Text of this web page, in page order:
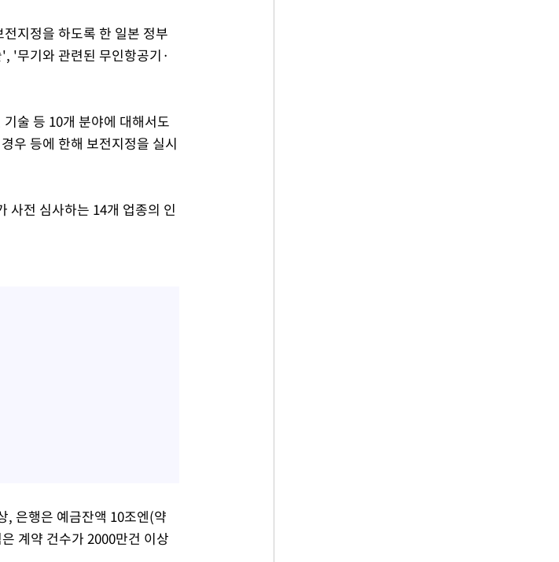
지정을 하도록 한 일본 정부
'무기와 관련된 무인항공기·
술 등 10개 분야에 대해서도
우 등에 한해 보전지정을 실시
사전 심사하는 14개 업종의 인
, 은행은 예금잔액 10조엔(약
계약 건수가 2000만건 이상